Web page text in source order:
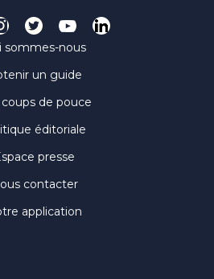
sommes-nous
un guide
coups de pouce
éditoriale
presse
contacter
application